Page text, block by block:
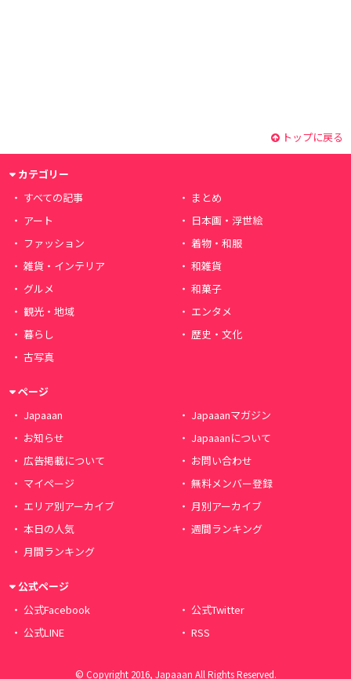
トップに戻る
カテゴリー
すべての記事
まとめ
アート
日本画・浮世絵
ファッション
着物・和服
雑貨・インテリア
和雑貨
グルメ
和菓子
観光・地域
エンタメ
暮らし
歴史・文化
古写真
ページ
Japaaan
Japaaanマガジン
お知らせ
Japaaanについて
広告掲載について
お問い合わせ
マイページ
無料メンバー登録
エリア別アーカイブ
月別アーカイブ
本日の人気
週間ランキング
月間ランキング
公式ページ
公式Facebook
公式Twitter
公式LINE
RSS
© Copyright 2016, Japaaan All Rights Reserved.